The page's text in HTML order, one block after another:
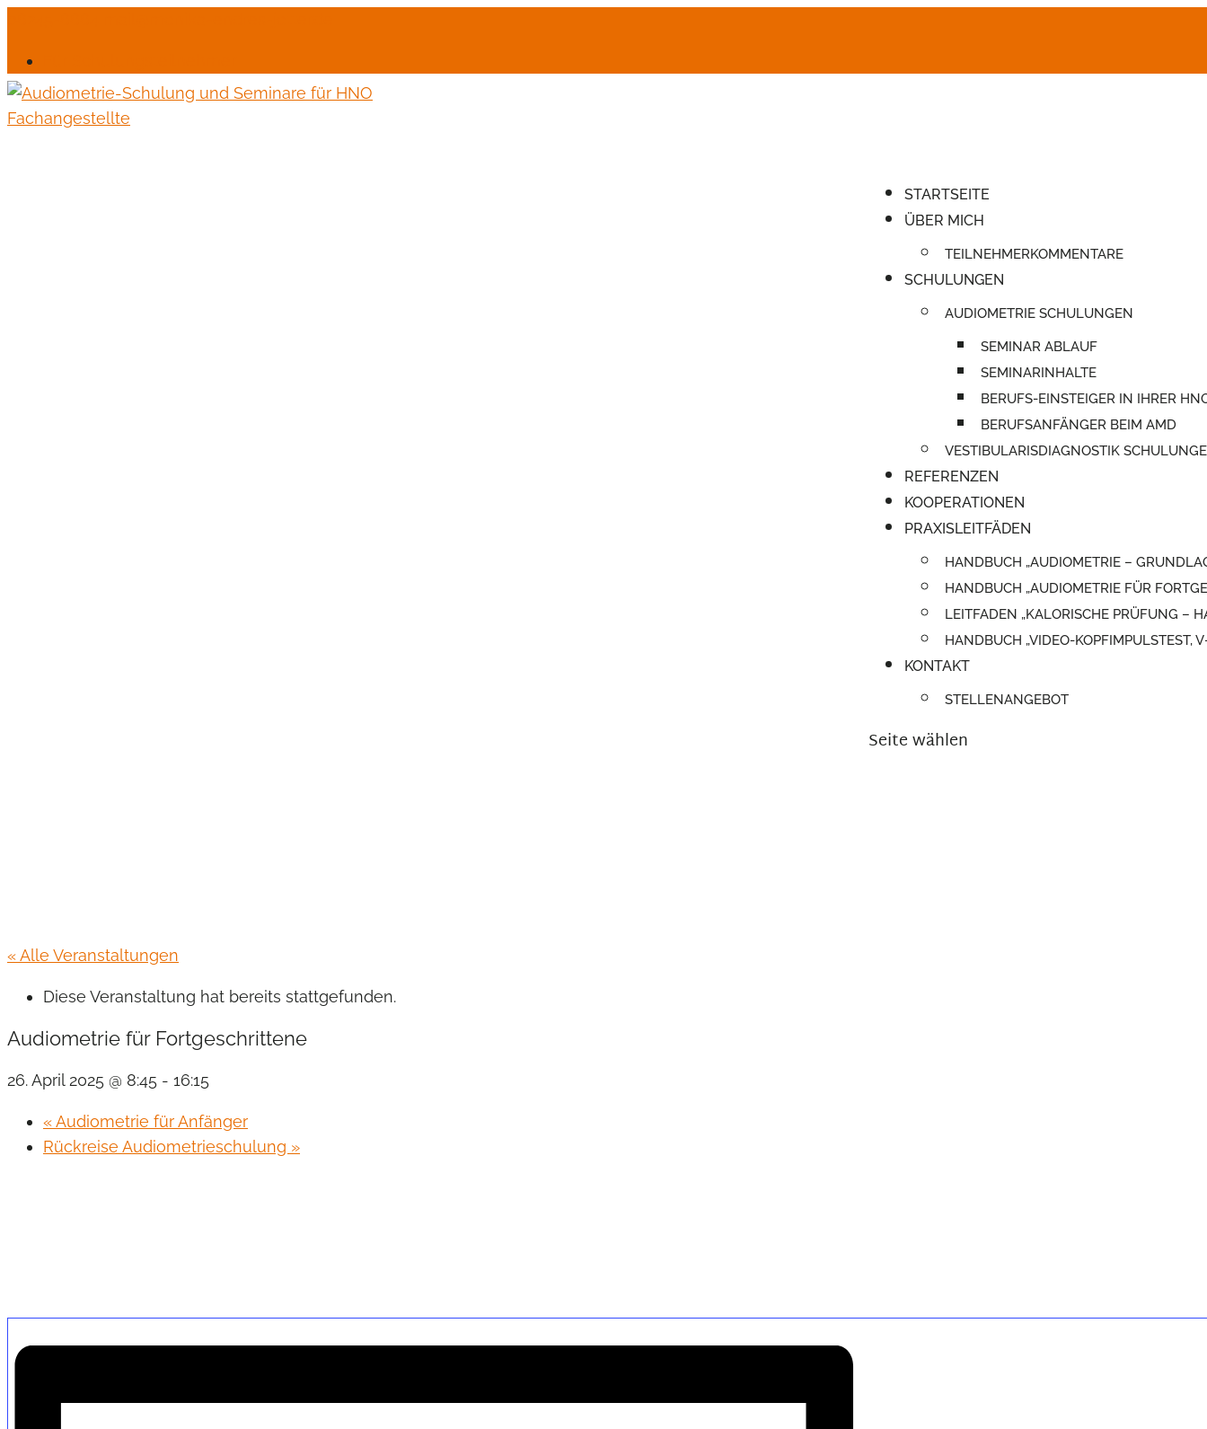
STARTSEITE
ÜBER MICH
TEILNEHMERKOMMENTARE
SCHULUNGEN
AUDIOMETRIE SCHULUNGEN
SEMINAR ABLAUF
SEMINARINHALTE
BERUFS-EINSTEIGER IN IHRER
BERUFSANFÄNGER BEIM AMD
VESTIBULARISDIAGNOSTIK
REFERENZEN
KOOPERATIONEN
PRAXISLEITFÄDEN
HANDBUCH „AUDIOMETRIE –
HANDBUCH „AUDIOMETRIE FÜR
LEITFADEN „KALORISCHE PRÜFUNG –
HANDBUCH „VIDEO-KOPFIMPULSTEST,
KONTAKT
STELLENANGEBOT
Seite wählen
« Alle Veranstaltungen
Diese Veranstaltung hat bereits stattgefunden.
Audiometrie für Fortgeschrittene
26. April 2025 @ 8:45 - 16:15
«Audiometrie für Anfänger
Rückreise Audiometrieschulung »